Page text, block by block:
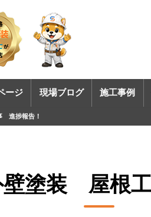
ージ 現場ブログ 施工事例
進捗報告！
塗装 屋根